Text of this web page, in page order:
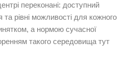
переконані: доступний
рівні можливості для кожного
а нормою сучасної
такого середовища тут